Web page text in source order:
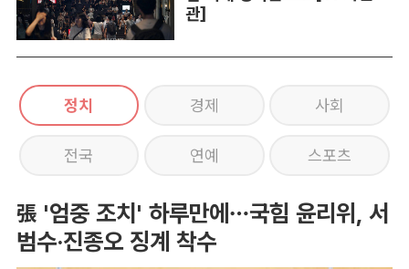
관]
정치 경제 사회
전국 연예 스포츠
張 '엄중 조치' 하루만에…국힘 윤리위, 서
범수·진종오 징계 착수